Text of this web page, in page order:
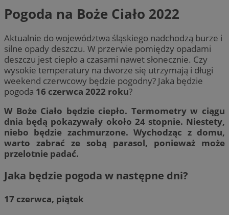
Pogoda na Boże Ciało 2022
Aktualnie do województwa śląskiego nadchodzą burze i
silne opady deszczu. W przerwie pomiędzy opadami
deszczu jest ciepło a czasami nawet słonecznie. Czy
wysokie temperatury na dworze się utrzymają i długi
weekend czerwcowy będzie pogodny? Jaka będzie
pogoda 16 czerwca 2022 roku?
W Boże Ciało będzie ciepło. Termometry w ciągu
dnia będą pokazywały około 24 stopnie. Niestety,
niebo będzie zachmurzone. Wychodząc z domu,
warto zabrać ze sobą parasol, ponieważ może
przelotnie padać.
Jaka będzie pogoda w następne dni?
17 czerwca, piątek